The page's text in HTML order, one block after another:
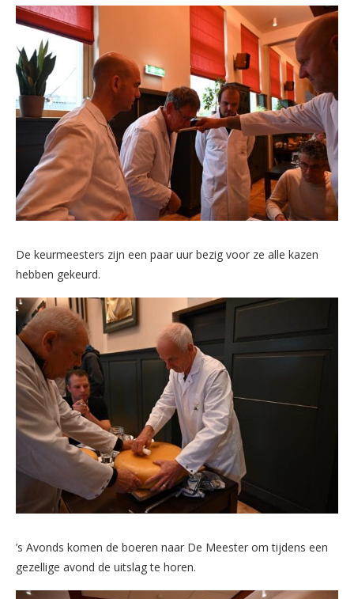
De keurmeesters zijn een paar uur bezig voor ze alle kazen
hebben gekeurd.
’s Avonds komen de boeren naar De Meester om tijdens een
gezellige avond de uitslag te horen.